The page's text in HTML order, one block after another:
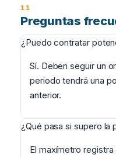
Preguntas
¿Puedo contratar
Sí. Deben seguir un
periodo tendrá una
anterior.
¿Qué pasa si supero la
El maxímetro